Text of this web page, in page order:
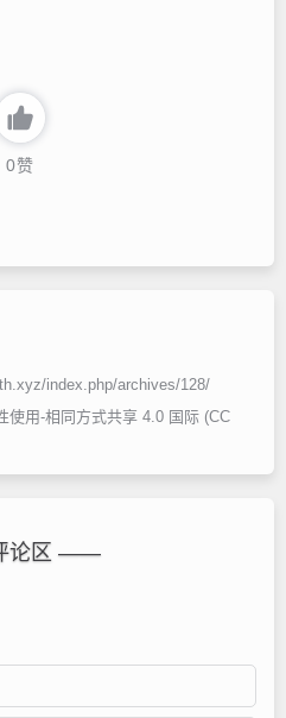
0赞
index.php/archives/128/
使用-相同方式共享 4.0 国际 (CC
论区 ——